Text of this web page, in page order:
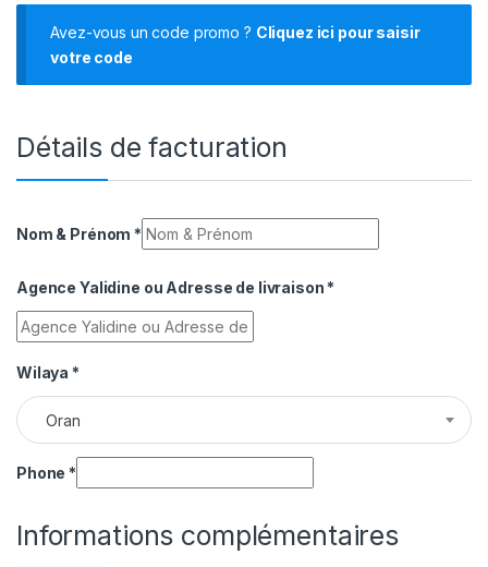
Avez-vous un code promo ? Cliquez ici pour saisir
votre code
Détails de facturation
Nom & Prénom *
Agence Yalidine ou Adresse de livraison *
Wilaya *
Oran
Phone *
Informations complémentaires